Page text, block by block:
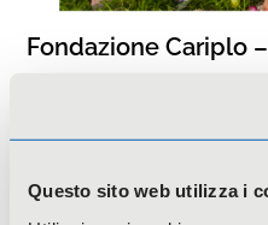
Questo sito web utilizza i
Fondazione Cariplo